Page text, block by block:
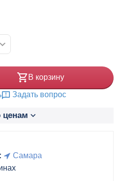
В корзину
Задать вопрос
ценам
Самара